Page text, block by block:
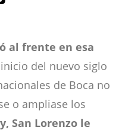
al frente en esa
del nuevo siglo
de Boca no
o ampliase los
San Lorenzo le